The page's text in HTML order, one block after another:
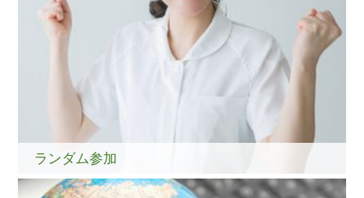
ランダム参加